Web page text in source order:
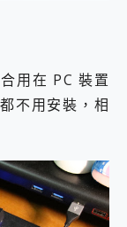
用在 PC 裝置
不用安裝，相